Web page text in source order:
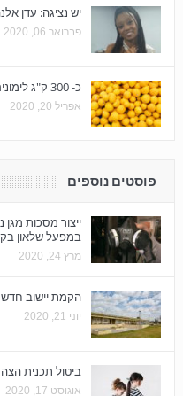
יש נציגה: עדן אלנה
פברואר 06, 2020
כ- 300 ק"ג לימונים נגנבו במטע סמוך לקריית גת
אפריל 20, 2020
פוסטים נוספים
במפעל שלאון
מרץ 24, 2020
הקמת יישוב
יוני 21, 2020
ביטול תכנית
אוגוסט 17, 2020